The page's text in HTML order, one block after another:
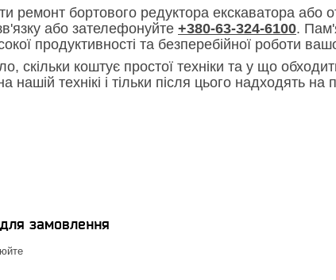
ремонт бортового редуктора екскаватора або
або зателефонуйте +380-63-324-6100.
продуктивності та безперебійної роботи
скільки коштує простої техніки та у що
нашій технікі і тільки після цього надходять
замовлення